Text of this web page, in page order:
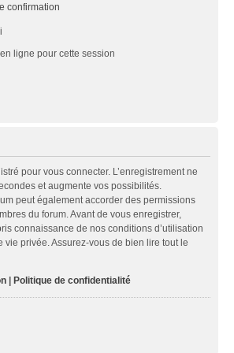
confirmation
ligne pour cette session
pour vous connecter. L’enregistrement ne
et augmente vos possibilités.
peut également accorder des permissions
du forum. Avant de vous enregistrer,
connaissance de nos conditions d’utilisation
vie privée. Assurez-vous de bien lire tout le
| Politique de confidentialité